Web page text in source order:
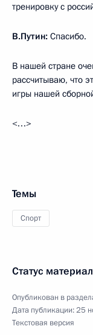
тренировку с
В.Путин: Спасибо.
В нашей стране
рассчитываю, что
игры нашей
<…>
Темы
Спорт
Статус
Опубликован в
Дата публикации:25
Текстовая версия